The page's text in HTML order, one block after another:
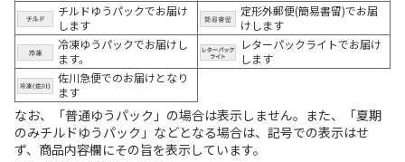
チルドゆうパックでお届け
します
定形外郵便(簡易書留)でお届
けします
冷凍ゆうパックでお届けし
ます。
レターパックライトでお届け
します
佐川急便でのお届けとなり
ます
なお、「普通ゆうパック」の場合は表示しません。また、「夏期
のみチルドゆうパック」などとなる場合は、記号での表示はせ
ず、商品内容欄にその旨を表示しています。